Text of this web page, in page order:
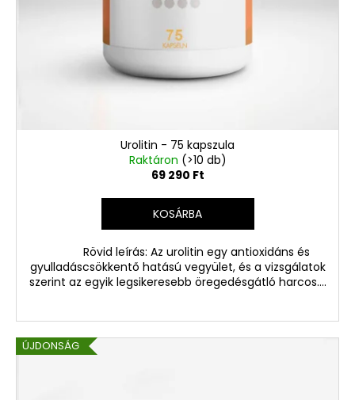
Urolitin - 75 kapszula
Raktáron (>10 db)
69 290 Ft
KOSÁRBA
Rövid leírás: Az urolitin egy antioxidáns és
gyulladáscsökkentő hatású vegyület, és a vizsgálatok
szerint az egyik legsikeresebb öregedésgátló harcos....
ÚJDONSÁG